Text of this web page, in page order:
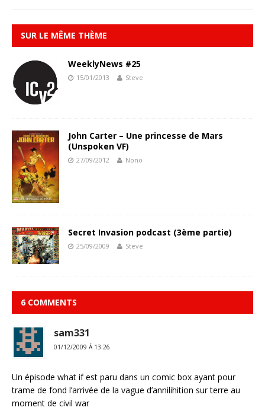
SUR LE MÊME THÈME
WeeklyNews #25
15/01/2013 Steve
John Carter – Une princesse de Mars
(Unspoken VF)
27/09/2012 Nonö
Secret Invasion podcast (3ème partie)
25/09/2009 Steve
6 COMMENTS
sam331
01/12/2009 Á 13:26
Un épisode what if est paru dans un comic box ayant pour
trame de fond l’arrivée de la vague d’annilihition sur terre au
moment de civil war